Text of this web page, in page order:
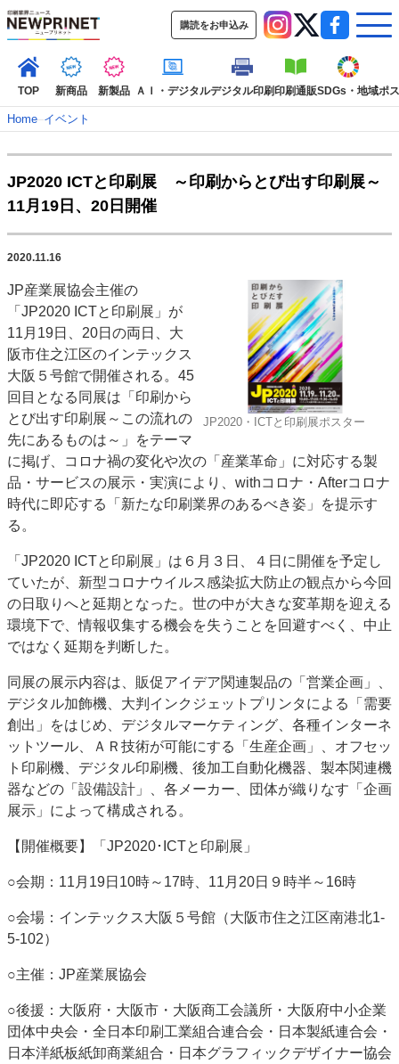
購読をお申込み
TOP 新商品 新製品 ＡＩ・デジタルデジタル印刷印刷通販SDGs・地域ポ
TOP
新着記事 特集記事
インタビュー
コレクション
デジタル印刷
印刷通販
SDGs・地域
ポストプレス ビジネス イベント 信用情報
市場・統計
人事・移転・異動・訃報
特集記事カテゴリー一覧
2022 見える化・MIS特集
特集・デジタル印刷 アイデアで勝負！ ～多様なビジネス・多彩な商材～
JAPAN PACK 2023 特集
中古印刷機・製本機特集
特集・デジタル印刷 ～ 新成長軌道を描く
案内
発刊案内
運営
会社案内
購読・購入申し込み
サイトポリシー
お問い合わせ
Home–イベント
JP2020 ICTと印刷展 ～印刷からとび出す印刷展～
11月19日、20日開催
2020.11.16
JP2020・ICTと印刷展ポスター
JP産業展協会主催の
「JP2020 ICTと印刷展」が
11月19日、20日の両日、大
阪市住之江区のインテックス
大阪５号館で開催される。45
回目となる同展は「印刷から
とび出す印刷展～この流れの
先にあるものは～」をテーマ
に掲げ、コロナ禍の変化や次の「産業革命」に対応する製
品・サービスの展示・実演により、withコロナ・Afterコロナ
時代に即応する「新たな印刷業界のあるべき姿」を提示す
る。
「JP2020 ICTと印刷展」は６月３日、４日に開催を予定し
ていたが、新型コロナウイルス感染拡大防止の観点から今回
の日取りへと延期となった。世の中が大きな変革期を迎える
環境下で、情報収集する機会を失うことを回避すべく、中止
ではなく延期を判断した。
同展の展示内容は、販促アイデア関連製品の「営業企画」、
デジタル加飾機、大判インクジェットプリンタによる「需要
創出」をはじめ、デジタルマーケティング、各種インターネ
ットツール、ＡＲ技術が可能にする「生産企画」、オフセッ
ト印刷機、デジタル印刷機、後加工自動化機器、製本関連機
器などの「設備設計」、各メーカー、団体が織りなす「企画
展示」によって構成される。
【開催概要】「JP2020･ICTと印刷展」
○会期：11月19日10時～17時、11月20日９時半～16時
○会場：インテックス大阪５号館（大阪市住之江区南港北1-
5-102）
○主催：JP産業展協会
○後援：大阪府・大阪市・大阪商工会議所・大阪府中小企業
団体中央会・全日本印刷工業組合連合会・日本製紙連合会・
日本洋紙板紙卸商業組合・日本グラフィックデザイナー協会